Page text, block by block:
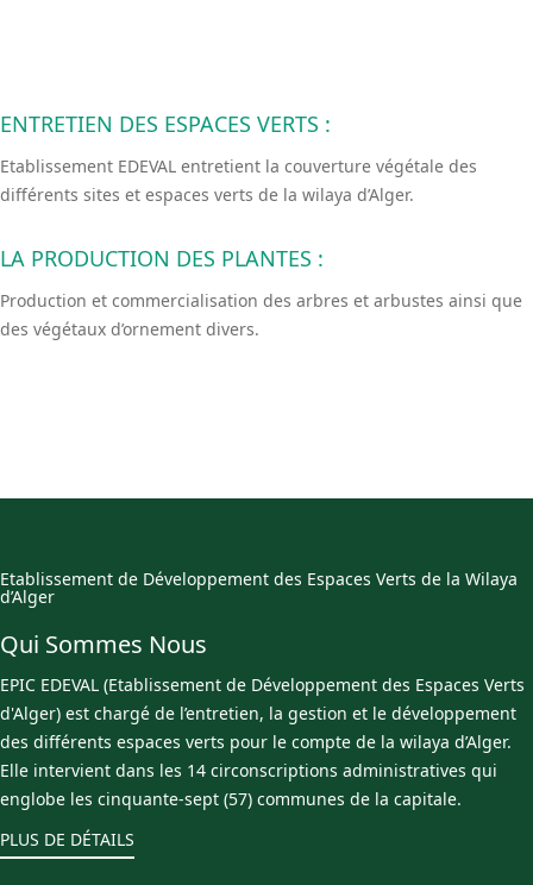
ENTRETIEN DES ESPACES VERTS :
Etablissement EDEVAL entretient la couverture végétale des
différents sites et espaces verts de la wilaya d’Alger.
LA PRODUCTION DES PLANTES :
Production et commercialisation des arbres et arbustes ainsi que
des végétaux d’ornement divers.
Etablissement de Développement des Espaces Verts de la Wilaya
d’Alger
Qui Sommes Nous
EPIC EDEVAL (Etablissement de Développement des Espaces Verts
d'Alger) est chargé de l’entretien, la gestion et le développement
des différents espaces verts pour le compte de la wilaya d’Alger.
Elle intervient dans les 14 circonscriptions administratives qui
englobe les cinquante-sept (57) communes de la capitale.
PLUS DE DÉTAILS